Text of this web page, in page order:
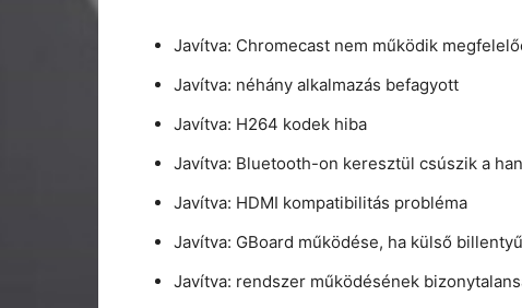
Javítva: Chromecast nem működik
Javítva: néhány alkalmazás befagyott
Javítva: H264 kodek hiba
Javítva: Bluetooth-on keresztül csúszik a
Javítva: HDMI kompatibilitás probléma
Javítva: GBoard működése, ha külső
Javítva: rendszer működésének